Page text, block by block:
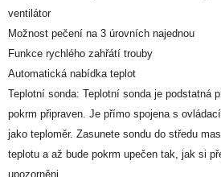
ventilátor
Možnost pečení na 3 úrovních najednou
Funkce rychlého zahřátí trouby
Automatická nabídka teplot
Teplotní sonda: Teplotní sonda je podstatná
pokrm připraven. Je přímo spojena s
jako teploměr. Zasunete sondu do středu
teplotu a až bude pokrm upečen tak, jak si
upozorněni.